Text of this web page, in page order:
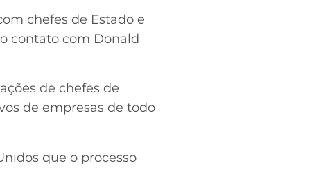
chefes de Estado e
contato com Donald
de chefes de
de empresas de todo
que o processo